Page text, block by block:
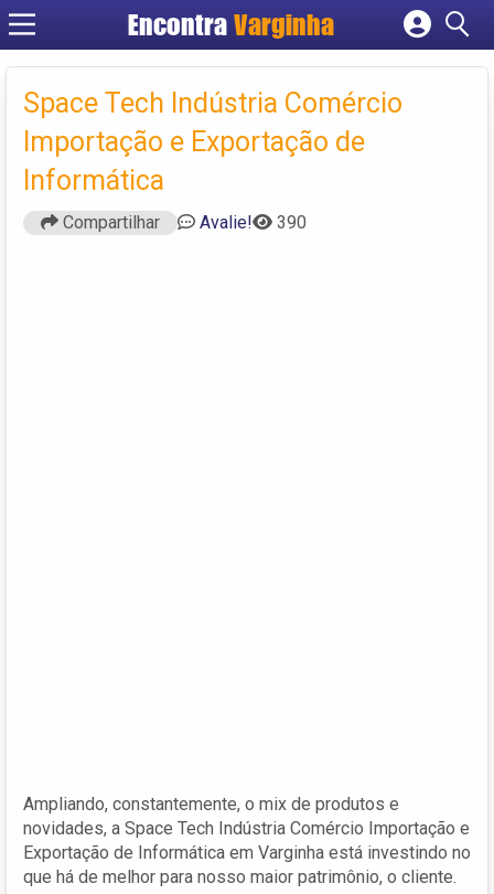
EncontraVarginha
Cadastrar empresa
Criar conta
Space Tech Indústria Comércio
Importação e Exportação de
Informática
Compartilhar Avalie! 390
Ampliando, constantemente, o mix de produtos e
novidades, a Space Tech Indústria Comércio Importação e
Exportação de Informática em Varginha está investindo no
que há de melhor para nosso maior patrimônio, o cliente.